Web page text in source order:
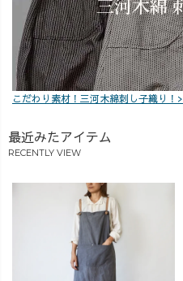
こだわり素材！三河木綿刺し子織り！>
最近みたアイテム
RECENTLY VIEW